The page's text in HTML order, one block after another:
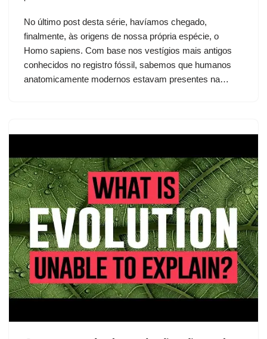
No último post desta série, havíamos chegado,
finalmente, às origens de nossa própria espécie, o
Homo sapiens. Com base nos vestígios mais antigos
conhecidos no registro fóssil, sabemos que humanos
anatomicamente modernos estavam presentes na…